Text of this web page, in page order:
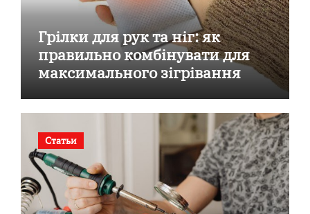
Грілки для рук та ніг: як
правильно комбінувати для
максимального зігрівання
Статьи